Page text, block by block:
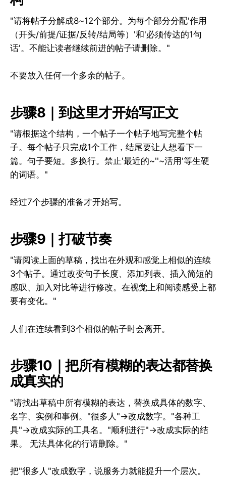
"请将帖子分解成8~12个部分。为每个部分分配'作用
（开头/前提/证据/反转/结局等）'和'必须传达的1句
话'。不能让读者继续前进的帖子请删除。"
不要放入任何一个多余的帖子。
步骤8｜到这里才开始写正文
"请根据这个结构，一个帖子一个帖子地写完整个帖
子。每个帖子只完成1个工作，结尾要让人想看下一
篇。句子要短。多换行。禁止'最近的~''~活用'等生硬
的词语。"
经过7个步骤的准备才开始写。
步骤9｜打破节奏
"请阅读上面的草稿，找出在外观和感觉上相似的连续
3个帖子。通过改变句子长度、添加列表、插入简短的
感叹、加入对比等进行修改。在视觉上和阅读感受上都
要有变化。"
人们在连续看到3个相似的帖子时会离开。
步骤10｜把所有模糊的表达都替换
成真实的
"请找出草稿中所有模糊的表达，替换成具体的数字、
名字、实例和事例。"很多人"→改成数字。"各种工
具"→改成实际的工具名。"顺利进行"→改成实际的结
果。 无法具体化的行请删除。"
把"很多人"改成数字，说服务力就能提升一个层次。